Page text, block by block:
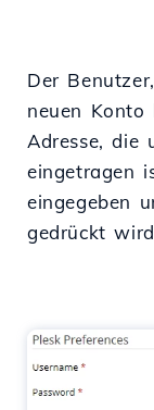
Der
neuen
Adresse, die
eingetragen
eingegeben
gedrückt wird